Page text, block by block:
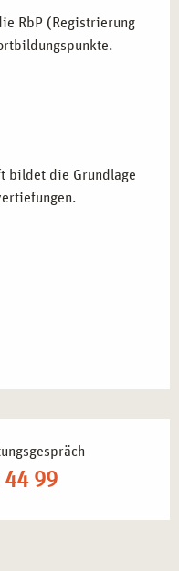
RbP (Registrierung
bildet die Grundlage
99